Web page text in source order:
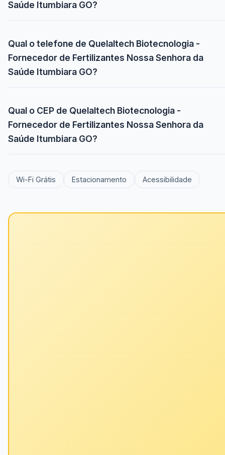
Saúde Itumbiara GO?
Qual o telefone de Quelaltech Biotecnologia -
Fornecedor de Fertilizantes Nossa Senhora da
Saúde Itumbiara GO?
Qual o CEP de Quelaltech Biotecnologia -
Fornecedor de Fertilizantes Nossa Senhora da
Saúde Itumbiara GO?
Wi-Fi Grátis Estacionamento Acessibilidade